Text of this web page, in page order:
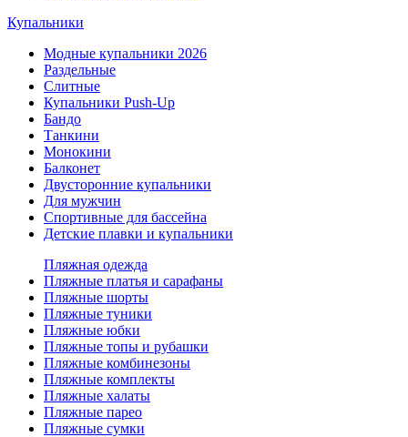
Купальники
Модные купальники 2026
Раздельные
Слитные
Купальники Push-Up
Бандо
Танкини
Монокини
Балконет
Двусторонние купальники
Для мужчин
Спортивные для бассейна
Детские плавки и купальники
Пляжная одежда
Пляжные платья и сарафаны
Пляжные шорты
Пляжные туники
Пляжные юбки
Пляжные топы и рубашки
Пляжные комбинезоны
Пляжные комплекты
Пляжные халаты
Пляжные парео
Пляжные сумки